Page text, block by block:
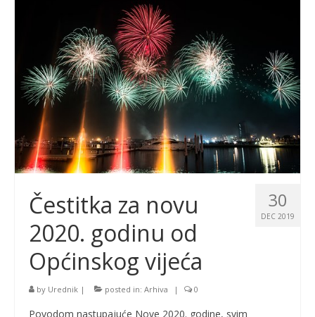
30
DEC 2019
Čestitka za novu
2020. godinu od
Općinskog vijeća
by Urednik | posted in: Arhiva | 0
Povodom nastupajuće Nove 2020. godine, svim